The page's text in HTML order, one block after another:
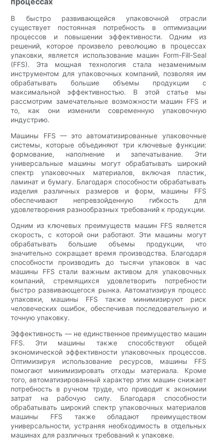
В быстро развивающейся упаковочной отрасли
существует постоянная потребность в оптимизации
процессов и повышении эффективности. Одним из
решений, которое произвело революцию в процессах
упаковки, является использование машин Form-Fill-Seal
(FFS). Эта мощная технология стала незаменимым
инструментом для упаковочных компаний, позволяя им
обрабатывать большие объемы продукции с
максимальной эффективностью. В этой статье мы
рассмотрим замечательные возможности машин FFS и
то, как они изменили современную упаковочную
индустрию.
Машины FFS — это автоматизированные упаковочные
системы, которые объединяют три ключевые функции:
формование, наполнение и запечатывание. Эти
универсальные машины могут обрабатывать широкий
спектр упаковочных материалов, включая пластик,
ламинат и бумагу. Благодаря способности обрабатывать
изделия различных размеров и форм, машины FFS
обеспечивают непревзойденную гибкость для
удовлетворения разнообразных требований к продукции.
Одним из ключевых преимуществ машин FFS является
скорость, с которой они работают. Эти машины могут
обрабатывать большие объемы продукции, что
значительно сокращает время производства. Благодаря
способности производить до тысячи упаковок в час
машины FFS стали важным активом для упаковочных
компаний, стремящихся удовлетворить потребности
быстро развивающегося рынка. Автоматизируя процесс
упаковки, машины FFS также минимизируют риск
человеческих ошибок, обеспечивая последовательную и
точную упаковку.
Эффективность — не единственное преимущество машин
FFS. Эти машины также способствуют общей
экономической эффективности упаковочных процессов.
Оптимизируя использование ресурсов, машины FFS
помогают минимизировать отходы материала. Кроме
того, автоматизированный характер этих машин снижает
потребность в ручном труде, что приводит к экономии
затрат на рабочую силу. Благодаря способности
обрабатывать широкий спектр упаковочных материалов
машины FFS также обладают преимуществом
универсальности, устраняя необходимость в отдельных
машинах для различных требований к упаковке.